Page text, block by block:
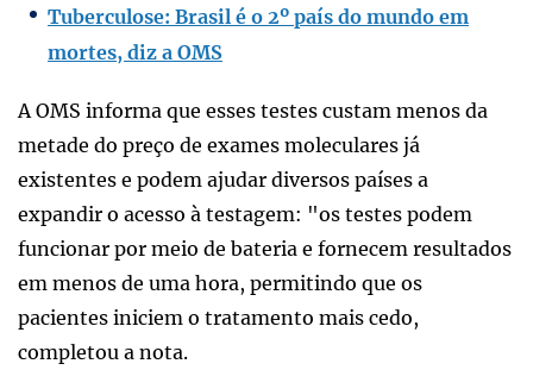
Tuberculose: Brasil é o 2º país do mundo em
mortes, diz a OMS
A OMS informa que esses testes custam menos da
metade do preço de exames moleculares já
existentes e podem ajudar diversos países a
expandir o acesso à testagem: "os testes podem
funcionar por meio de bateria e fornecem resultados
em menos de uma hora, permitindo que os
pacientes iniciem o tratamento mais cedo,
completou a nota.